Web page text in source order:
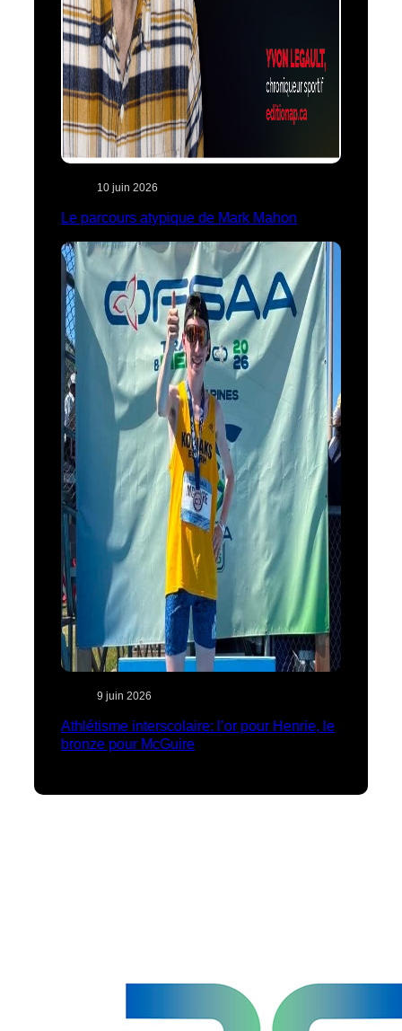
10 juin 2026
Le parcours atypique de Mark Mahon
9 juin 2026
Athlétisme interscolaire: l’or pour Henrie, le
bronze pour McGuire